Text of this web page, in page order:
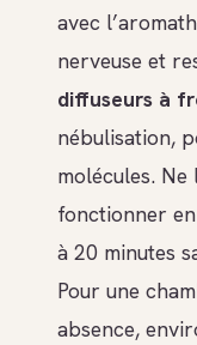
avec
nerveuse et
diffuseurs à
nébulisation,
molécules. Ne
fonctionner
à 20 minutes
Pour une
absence,